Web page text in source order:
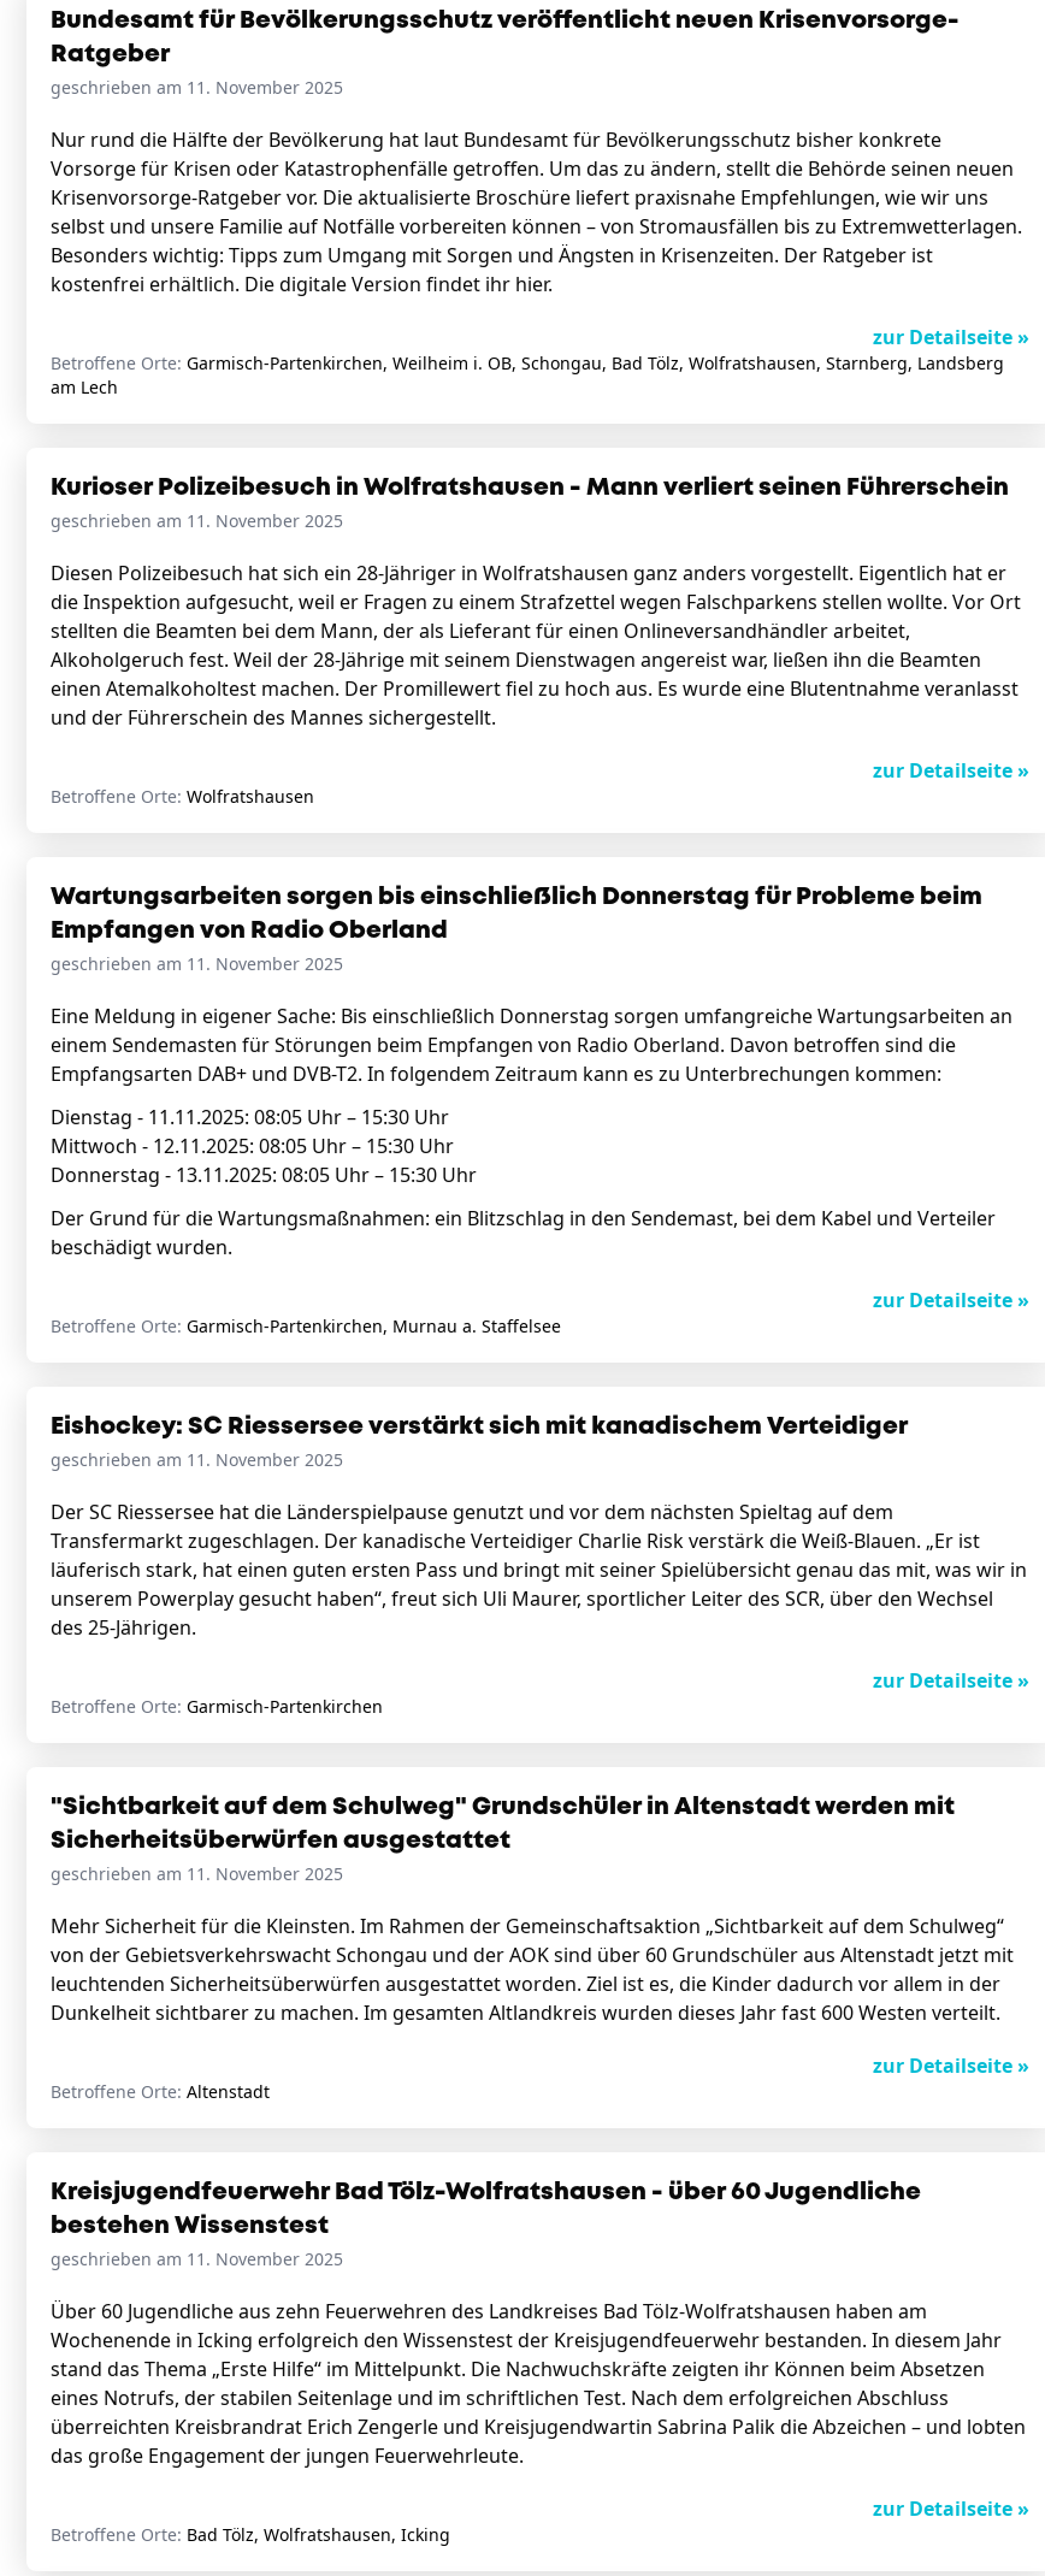
Bundesamt für Bevölkerungsschutz veröffentlicht neuen Krisenvorsorge-
Ratgeber
geschrieben am 11. November 2025
Nur rund die Hälfte der Bevölkerung hat laut Bundesamt für Bevölkerungsschutz bisher konkrete
Vorsorge für Krisen oder Katastrophenfälle getroffen. Um das zu ändern, stellt die Behörde seinen neuen
Krisenvorsorge-Ratgeber vor. Die aktualisierte Broschüre liefert praxisnahe Empfehlungen, wie wir uns
selbst und unsere Familie auf Notfälle vorbereiten können – von Stromausfällen bis zu Extremwetterlagen.
Besonders wichtig: Tipps zum Umgang mit Sorgen und Ängsten in Krisenzeiten. Der Ratgeber ist
kostenfrei erhältlich. Die digitale Version findet ihr hier.
zur Detailseite »
Betroffene Orte: Garmisch-Partenkirchen, Weilheim i. OB, Schongau, Bad Tölz, Wolfratshausen, Starnberg, Landsberg
am Lech
Kurioser Polizeibesuch in Wolfratshausen - Mann verliert seinen Führerschein
geschrieben am 11. November 2025
Diesen Polizeibesuch hat sich ein 28-Jähriger in Wolfratshausen ganz anders vorgestellt. Eigentlich hat er
die Inspektion aufgesucht, weil er Fragen zu einem Strafzettel wegen Falschparkens stellen wollte. Vor Ort
stellten die Beamten bei dem Mann, der als Lieferant für einen Onlineversandhändler arbeitet,
Alkoholgeruch fest. Weil der 28-Jährige mit seinem Dienstwagen angereist war, ließen ihn die Beamten
einen Atemalkoholtest machen. Der Promillewert fiel zu hoch aus. Es wurde eine Blutentnahme veranlasst
und der Führerschein des Mannes sichergestellt.
zur Detailseite »
Betroffene Orte: Wolfratshausen
Wartungsarbeiten sorgen bis einschließlich Donnerstag für Probleme beim
Empfangen von Radio Oberland
geschrieben am 11. November 2025
Eine Meldung in eigener Sache: Bis einschließlich Donnerstag sorgen umfangreiche Wartungsarbeiten an
einem Sendemasten für Störungen beim Empfangen von Radio Oberland. Davon betroffen sind die
Empfangsarten DAB+ und DVB-T2. In folgendem Zeitraum kann es zu Unterbrechungen kommen:
Dienstag - 11.11.2025: 08:05 Uhr – 15:30 Uhr
Mittwoch - 12.11.2025: 08:05 Uhr – 15:30 Uhr
Donnerstag - 13.11.2025: 08:05 Uhr – 15:30 Uhr
Der Grund für die Wartungsmaßnahmen: ein Blitzschlag in den Sendemast, bei dem Kabel und Verteiler
beschädigt wurden.
zur Detailseite »
Betroffene Orte: Garmisch-Partenkirchen, Murnau a. Staffelsee
Eishockey: SC Riessersee verstärkt sich mit kanadischem Verteidiger
geschrieben am 11. November 2025
Der SC Riessersee hat die Länderspielpause genutzt und vor dem nächsten Spieltag auf dem
Transfermarkt zugeschlagen. Der kanadische Verteidiger Charlie Risk verstärk die Weiß-Blauen. „Er ist
läuferisch stark, hat einen guten ersten Pass und bringt mit seiner Spielübersicht genau das mit, was wir in
unserem Powerplay gesucht haben“, freut sich Uli Maurer, sportlicher Leiter des SCR, über den Wechsel
des 25-Jährigen.
zur Detailseite »
Betroffene Orte: Garmisch-Partenkirchen
"Sichtbarkeit auf dem Schulweg" Grundschüler in Altenstadt werden mit
Sicherheitsüberwürfen ausgestattet
geschrieben am 11. November 2025
Mehr Sicherheit für die Kleinsten. Im Rahmen der Gemeinschaftsaktion „Sichtbarkeit auf dem Schulweg“
von der Gebietsverkehrswacht Schongau und der AOK sind über 60 Grundschüler aus Altenstadt jetzt mit
leuchtenden Sicherheitsüberwürfen ausgestattet worden. Ziel ist es, die Kinder dadurch vor allem in der
Dunkelheit sichtbarer zu machen. Im gesamten Altlandkreis wurden dieses Jahr fast 600 Westen verteilt.
zur Detailseite »
Betroffene Orte: Altenstadt
Kreisjugendfeuerwehr Bad Tölz-Wolfratshausen - über 60 Jugendliche
bestehen Wissenstest
geschrieben am 11. November 2025
Über 60 Jugendliche aus zehn Feuerwehren des Landkreises Bad Tölz-Wolfratshausen haben am
Wochenende in Icking erfolgreich den Wissenstest der Kreisjugendfeuerwehr bestanden. In diesem Jahr
stand das Thema „Erste Hilfe“ im Mittelpunkt. Die Nachwuchskräfte zeigten ihr Können beim Absetzen
eines Notrufs, der stabilen Seitenlage und im schriftlichen Test. Nach dem erfolgreichen Abschluss
überreichten Kreisbrandrat Erich Zengerle und Kreisjugendwartin Sabrina Palik die Abzeichen – und lobten
das große Engagement der jungen Feuerwehrleute.
zur Detailseite »
Betroffene Orte: Bad Tölz, Wolfratshausen, Icking